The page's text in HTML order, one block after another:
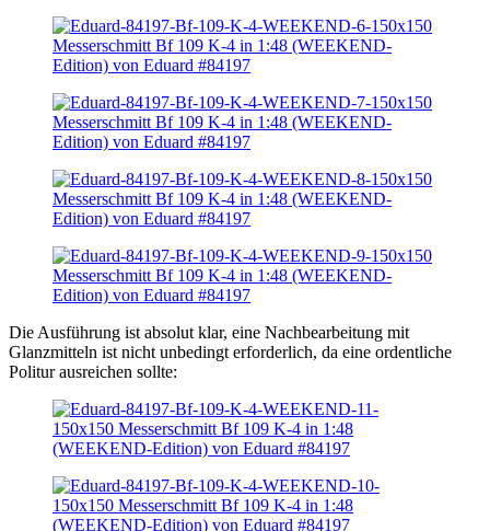
Die Ausführung ist absolut klar, eine Nachbearbeitung mit
Glanzmitteln ist nicht unbedingt erforderlich, da eine ordentliche
Politur ausreichen sollte: